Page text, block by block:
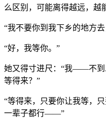
么区别，可能离得越远，越
“我不要你到我下乡的地方
“好，我等你。”
她又得寸进尺：“我——不
等得来？”
“等得来，只要你让我等，
一辈子都行——”